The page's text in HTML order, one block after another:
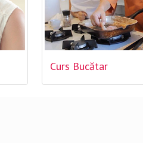
Curs Bucătar